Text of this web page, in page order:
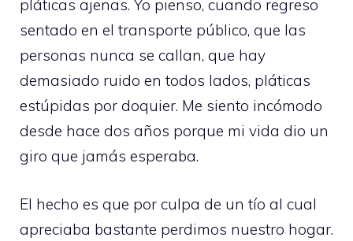
pláticas ajenas. Yo pienso, cuando regreso
sentado en el transporte público, que las
personas nunca se callan, que hay
demasiado ruido en todos lados, pláticas
estúpidas por doquier. Me siento incómodo
desde hace dos años porque mi vida dio un
giro que jamás esperaba.
El hecho es que por culpa de un tío al cual
apreciaba bastante perdimos nuestro hogar.